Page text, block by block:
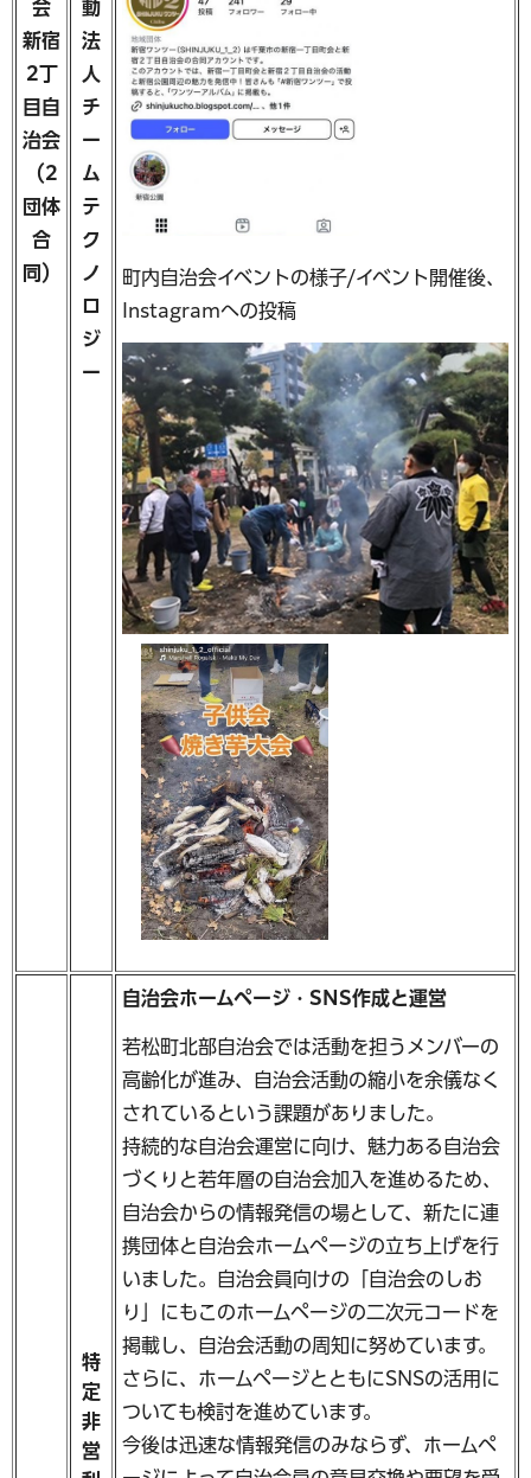
会
新宿
2丁
目自
治会
（2
団体
合
同）
動
法
人
チ
ー
ム
テ
ク
ノ
ロ
ジ
ー
町内自治会イベントの様子/イベント開催後、
Instagramへの投稿
特
定
非
営
自治会ホームページ・SNS作成と運営
若松町北部自治会では活動を担うメンバーの
高齢化が進み、自治会活動の縮小を余儀なく
されているという課題がありました。
持続的な自治会運営に向け、魅力ある自治会
づくりと若年層の自治会加入を進めるため、
自治会からの情報発信の場として、新たに連
携団体と自治会ホームページの立ち上げを行
いました。自治会員向けの「自治会のしお
り」にもこのホームページの二次元コードを
掲載し、自治会活動の周知に努めています。
さらに、ホームページとともにSNSの活用に
ついても検討を進めています。
今後は迅速な情報発信のみならず、ホームペ